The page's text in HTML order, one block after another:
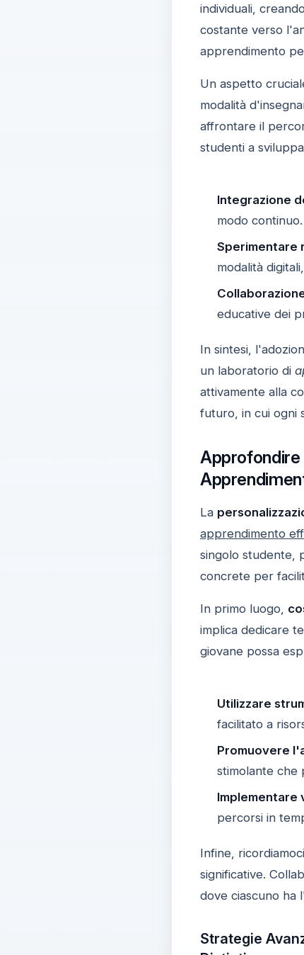
individuali,
costante verso
apprendimento
Un aspetto
modalità
affrontare il
studenti a
Integrazione
modo continuo.
Sperimentare
modalità
educative dei
In sintesi,
un laboratorio di
attivamente alla
futuro, in cui ogni
Approfondire
La
apprendimento
singolo studente,
concrete per
In primo luogo,
implica dedicare
giovane possa
Utilizzare
facilitato a
Promuovere
stimolante che
Implementare
percorsi in
Infine,
significative.
dove ciascuno ha
Strategie